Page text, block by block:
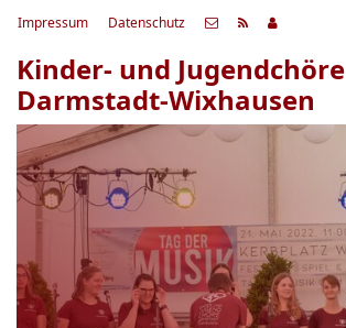
Impressum Datenschutz
Kinder- und Jugendchöre
Darmstadt-Wixhausen